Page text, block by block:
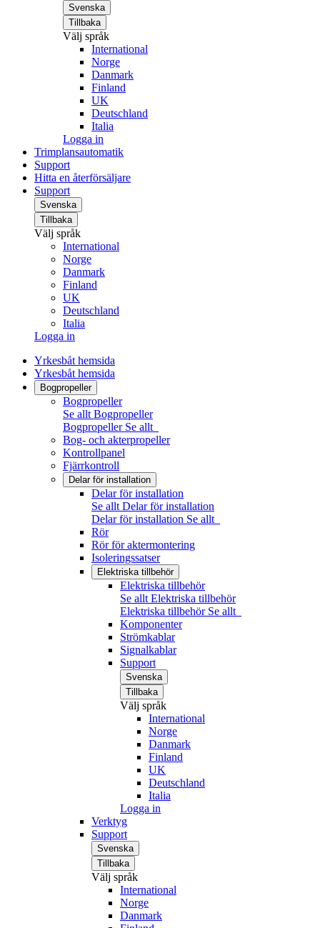
Svenska
Tillbaka
Välj språk
International
Norge
Danmark
Finland
UK
Deutschland
Italia
Logga in
Trimplansautomatik
Support
Hitta en återförsäljare
Support
Svenska
Tillbaka
Välj språk
International
Norge
Danmark
Finland
UK
Deutschland
Italia
Logga in
Yrkesbåt hemsida
Yrkesbåt hemsida
Bogpropeller
Bogpropeller
Se allt Bogpropeller
Bogpropeller Se allt
Bog- och akterpropeller
Kontrollpanel
Fjärrkontroll
Delar för installation
Delar för installation
Se allt Delar för installation
Delar för installation Se allt
Rör
Rör för aktermontering
Isoleringssatser
Elektriska tillbehör
Elektriska tillbehör
Se allt Elektriska tillbehör
Elektriska tillbehör Se allt
Komponenter
Strömkablar
Signalkablar
Support
Svenska
Tillbaka
Välj språk
International
Norge
Danmark
Finland
UK
Deutschland
Italia
Logga in
Verktyg
Support
Svenska
Tillbaka
Välj språk
International
Norge
Danmark